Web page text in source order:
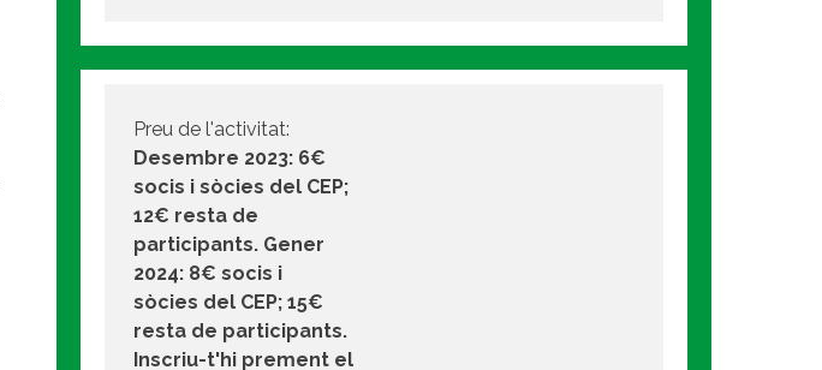
Preu de l'activitat:
Desembre 2023: 6€
socis i sòcies del CEP;
12€ resta de
participants. Gener
2024: 8€ socis i
sòcies del CEP; 15€
resta de participants.
Inscriu-t'hi prement el